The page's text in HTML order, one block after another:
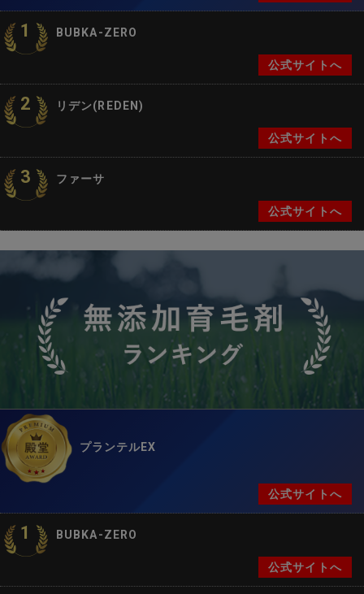
1 BUBKA-ZERO
公式サイトへ
2 リデン(REDEN)
公式サイトへ
3 ファーサ
公式サイトへ
プランテルEX
公式サイトへ
1 BUBKA-ZERO
公式サイトへ